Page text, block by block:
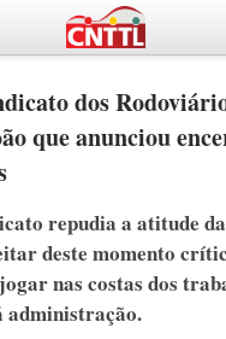
dos
que anunciou
repudia a atitude
deste momento
nas costas dos
administração.